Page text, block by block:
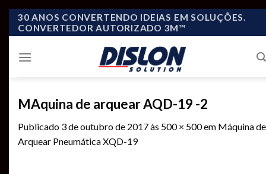
Skip
30 ANOS CONVERTENDO IDEIAS EM SOLUÇÕES.
CONVERTEDOR AUTORIZADO 3M™
MAquina de arquear AQD-19 -2
Publicado 3 de outubro de 2017às 500 × 500em Máquina de
Arquear Pneumática XQD-19